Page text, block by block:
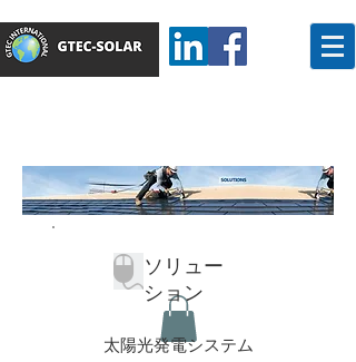
ソリュー
ション
太陽光発電システム